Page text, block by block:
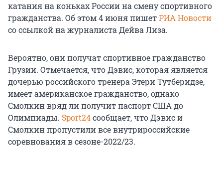
катания на коньках России на смену спортивного
гражданства. Об этом 4 июня пишетРИА Новости
со ссылкой на журналиста Дейва Лиза.
Вероятно, они получат спортивное гражданство
Грузии. Отмечается, что Дэвис, которая является
дочерью российского тренера Этери Тутберидзе,
имеет американское гражданство, однако
Смолкин вряд ли получит паспорт США до
Олимпиады. Sport24сообщает, что Дэвис и
Смолкин пропустили все внутрироссийские
соревнования в сезоне-2022/23.